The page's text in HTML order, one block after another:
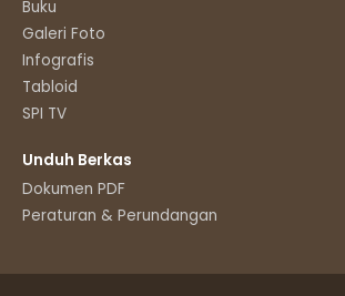
Buku
Galeri Foto
Infografis
Tabloid
SPI TV
Unduh Berkas
Dokumen PDF
Peraturan & Perundangan